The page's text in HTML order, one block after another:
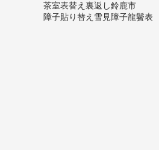
茶室表替え 裏返し鈴鹿市
障子貼り替え 雪見障子龍鬢表